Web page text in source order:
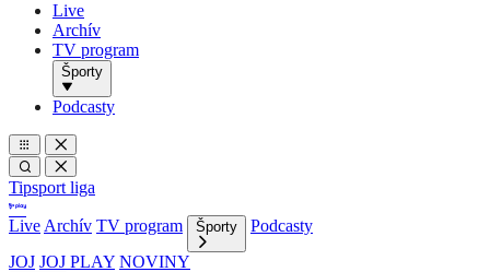
Live
Archív
TV program
Športy
Podcasty
Tipsport liga
Live Archív TV program Športy
Podcasty
JOJ JOJ PLAY NOVINY